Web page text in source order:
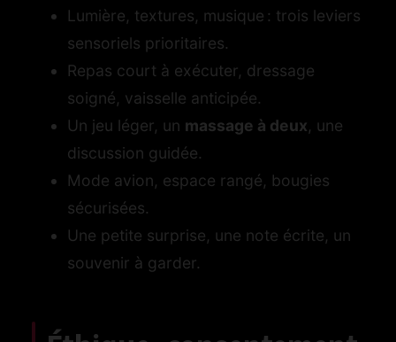
Lumière, textures, musique : trois leviers
sensoriels prioritaires.
Repas court à exécuter, dressage
soigné, vaisselle anticipée.
Un jeu léger, un massage à deux, une
discussion guidée.
Mode avion, espace rangé, bougies
sécurisées.
Une petite surprise, une note écrite, un
souvenir à garder.